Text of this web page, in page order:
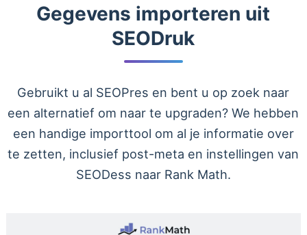
Gegevens importeren uit
SEODruk
Gebruikt u al SEOPres en bent u op zoek naar
een alternatief om naar te upgraden? We hebben
een handige importtool om al je informatie over
te zetten, inclusief post-meta en instellingen van
SEODess naar Rank Math.